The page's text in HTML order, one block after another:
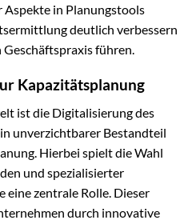
in Planungstools
deutlich verbessern
führen.
Kapazitätsplanung
ist die Digitalisierung des
unverzichtbarer Bestandteil
Hierbei spielt die Wahl
und spezialisierter
eine zentrale Rolle. Dieser
durch innovative